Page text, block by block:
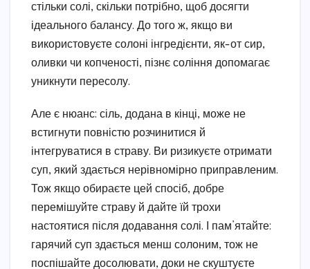
стільки солі, скільки потрібно, щоб досягти
ідеального балансу. До того ж, якщо ви
використовуєте солоні інгредієнти, як-от сир,
оливки чи копченості, пізнє соління допомагає
уникнути пересолу.
Але є нюанс: сіль, додана в кінці, може не
встигнути повністю розчинитися й
інтегруватися в страву. Ви ризикуєте отримати
суп, який здається нерівномірно приправленим.
Тож якщо обираєте цей спосіб, добре
перемішуйте страву й дайте їй трохи
настоятися після додавання солі. І пам’ятайте:
гарячий суп здається менш солоним, тож не
поспішайте досолювати, доки не скуштуєте